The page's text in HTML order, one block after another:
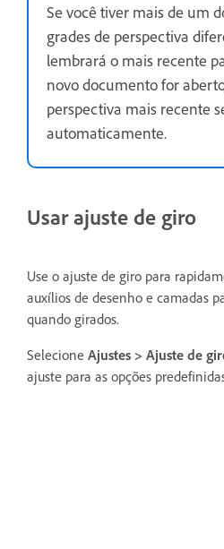
Se você tiver mais de um
grades de perspectiva
lembrará o mais recente
novo documento for
perspectiva mais recente
automaticamente.
Usar ajuste de giro
Use o ajuste de giro para
auxílios de desenho e camadas
quando girados.
Selecione Ajustes > Ajuste de
ajuste para as opções predefinidas